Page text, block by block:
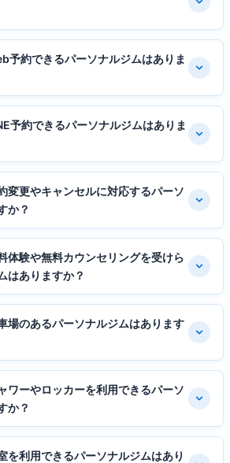
予約できるパーソナルジムはありま
予約できるパーソナルジムはありま
変更やキャンセルに対応するパーソ
か？
体験や無料カウンセリングを受けら
はありますか？
場のあるパーソナルジムはあります
ワーやロッカーを利用できるパーソ
か？
を利用できるパーソナルジムはあり